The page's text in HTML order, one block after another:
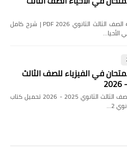
📘 تحميل كتاب الامتحان في الأحياء الصف الثالث الثانوي 2026 PDF | شرح كامل
الأحيا…
في الفيزياء للصف الثالث
تحميل كتاب الامتحان في الفيزياء للصف الثالث الثانوي 2025 - 2026 تحميل كتاب
2…